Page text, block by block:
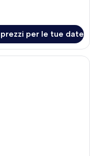
per le tue date
d'albergo con un letto